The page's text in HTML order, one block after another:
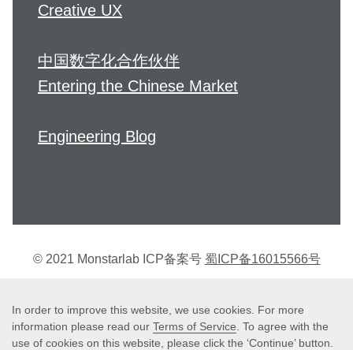
Creative UX
中国数字化合作伙伴
Entering the Chinese Market
Engineering Blog
© 2021 Monstarlab ICP备案号 蜀ICP备16015566号
个人信息保护方针
Terms of Service
In order to improve this website, we use cookies. For more
information please read our Terms of Service . To agree with the
use of cookies on this website, please click the ‘Continue’ button.